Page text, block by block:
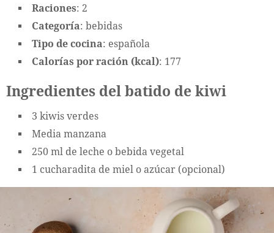
Raciones: 2
Categoría: bebidas
Tipo de cocina: española
Calorías por ración (kcal): 177
Ingredientes del batido de kiwi
3 kiwis verdes
Media manzana
250 ml de leche o bebida vegetal
1 cucharadita de miel o azúcar (opcional)